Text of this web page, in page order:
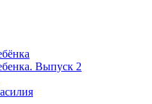
Выпуск 2